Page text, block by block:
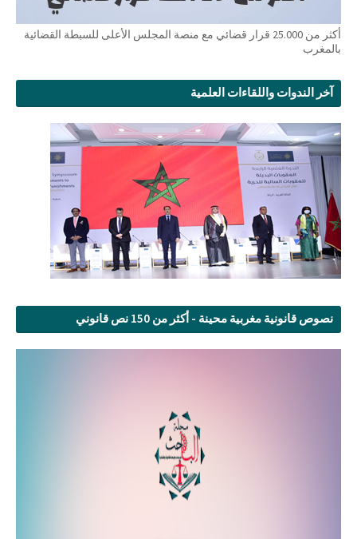
أكثر من 25.000 قرار قضائي مع منصة المجلس الأعلى للسبطة القضائية
بالمغرب
آخر الندوات واللقاءات العلمية
نصوص قانونية مغربية محينة - أكثر من 150 نص قانوني